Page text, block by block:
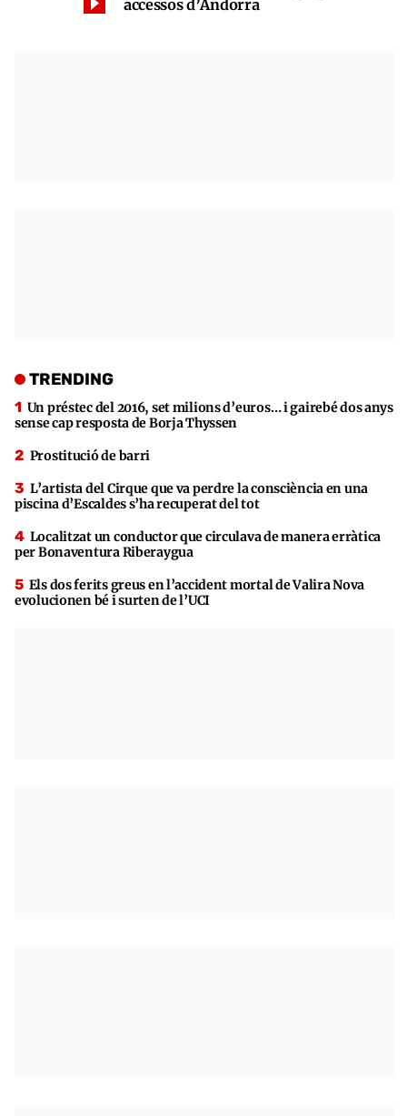
accessos d’Andorra
TRENDING
Un préstec del 2016, set milions d’euros… i gairebé dos anys
sense cap resposta de Borja Thyssen
Prostitució de barri
L’artista del Cirque que va perdre la consciència en una
piscina d’Escaldes s’ha recuperat del tot
Localitzat un conductor que circulava de manera erràtica
per Bonaventura Riberaygua
Els dos ferits greus en l’accident mortal de Valira Nova
evolucionen bé i surten de l’UCI